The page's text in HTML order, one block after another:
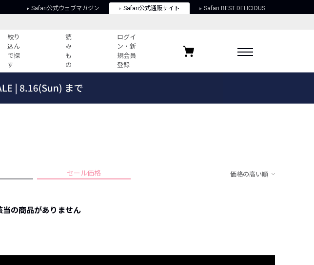
Safari公式ウェブマガジン Safari公式通販サイト Safari BEST DELICIOUS
絞り
込ん
で探
す
読
み
も
の
ログイ
ン・新
規会員
登録
プライバシーポリシー
お気に入りブランド
セール価格 価格の高い順
当の商品がありません